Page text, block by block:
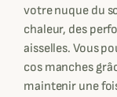
votre nuque du
chaleur, des
aisselles. Vous
cos manches
maintenir une